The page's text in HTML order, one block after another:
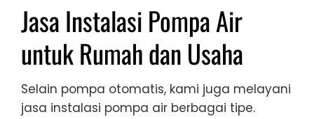
Jasa Instalasi Pompa Air
untuk Rumah dan Usaha
Selain pompa otomatis, kami juga melayani
jasa instalasi pompa air berbagai tipe.